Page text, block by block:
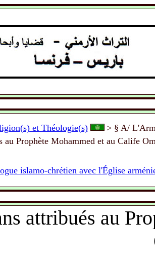
et Théologie(s) > § A/
au Prophète Mohammed et au Calife
islamo-chrétien avec l'Église
attribués au